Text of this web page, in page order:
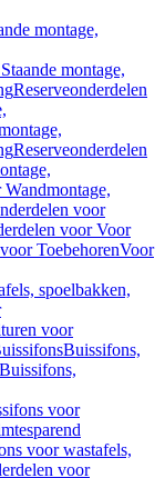
montage,
montage,
Reserveonderdelen
Reserveonderdelen
voor
voor Voor
ToebehorenVoor
spoelbakken,
voor
Buissifons,
voor
voor wastafels,
voor